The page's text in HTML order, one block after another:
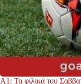
Α1: Τα φιλικά του